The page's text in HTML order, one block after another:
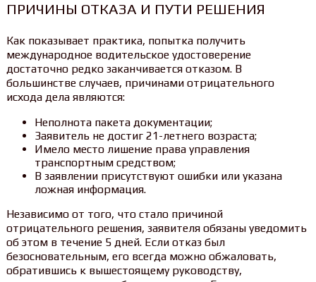
ПРИЧИНЫ ОТКАЗА И ПУТИ РЕШЕНИЯ
Как показывает практика, попытка получить
международное водительское удостоверение
достаточно редко заканчивается отказом. В
большинстве случаев, причинами отрицательного
исхода дела являются:
Неполнота пакета документации;
Заявитель не достиг 21-летнего возраста;
Имело место лишение права управления
транспортным средством;
В заявлении присутствуют ошибки или указана
ложная информация.
Независимо от того, что стало причиной
отрицательного решения, заявителя обязаны уведомить
об этом в течение 5 дней. Если отказ был
безосновательным, его всегда можно обжаловать,
обратившись к вышестоящему руководству,